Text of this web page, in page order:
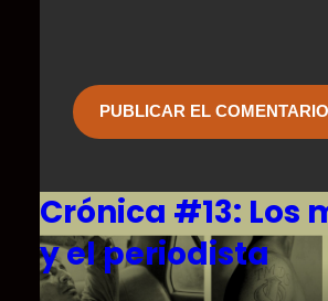
Crónica #13: Los
y el periodista